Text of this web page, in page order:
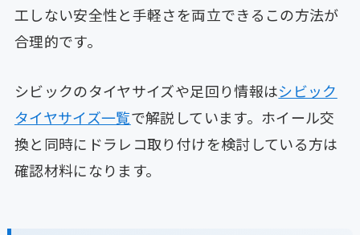
工しない安全性と手軽さを両立できるこの方法が
合理的です。
シビックのタイヤサイズや足回り情報はシビック
タイヤサイズ一覧で解説しています。ホイール交
換と同時にドラレコ取り付けを検討している方は
確認材料になります。